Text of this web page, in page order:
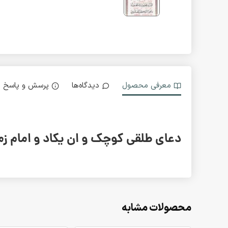
معرفی محصول دیدگاه‌ها پرسش و پاسخ
دعای طلقی کوچک و ان یکاد و امام
محصولات مشابه